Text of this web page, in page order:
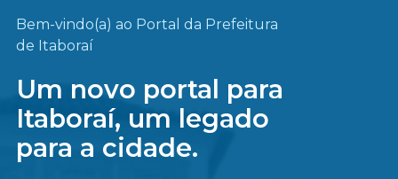
Bem-vindo(a) ao Portal da Prefeitura
de Itaboraí
Um novo portal para
Itaboraí, um legado
para a cidade.